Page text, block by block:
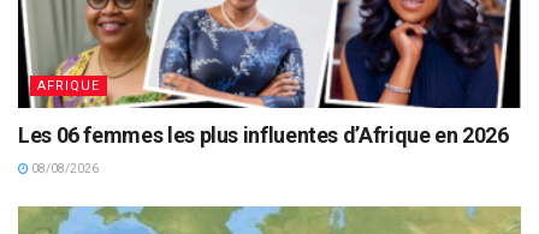
AFRIQUE
Les 06 femmes les plus influentes d’Afrique en 2026
08/08/2026